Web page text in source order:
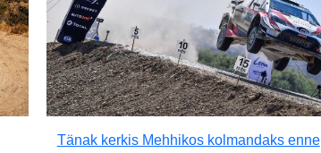
Tänak kerkis Mehhikos kolmandaks enne